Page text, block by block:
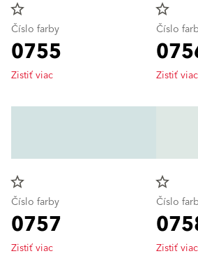
star_border
Číslo farby
0755
Zistiť viac
star_border
Číslo
Zistiť viac
star_border
Číslo farby
0757
Zistiť viac
star_border
Číslo
Zistiť viac